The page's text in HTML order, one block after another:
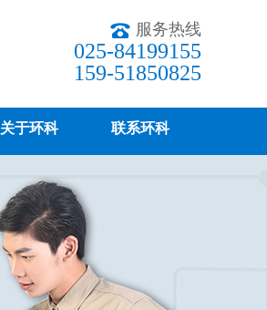
服务热线
025-84199155
159-51850825
关于环科 联系环科